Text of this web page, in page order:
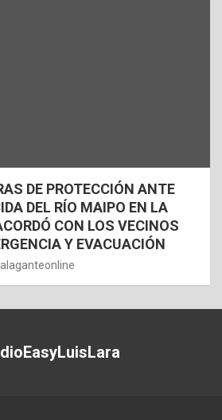
DE PROTECCIÓN ANTE
DEL RÍO MAIPO EN LA
CON LOS VECINOS
Y EVACUACIÓN